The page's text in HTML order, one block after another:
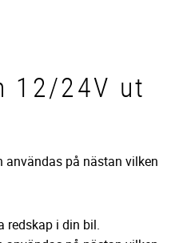
12/24V ut
användas på nästan vilken
redskap i din bil.